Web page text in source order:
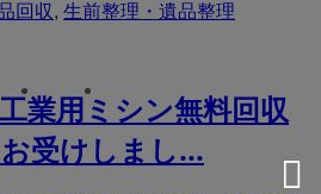
回収, 生前整理・遺品整理
業用ミシン無料回収
受けしまし...